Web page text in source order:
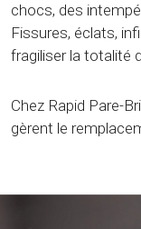
chocs, des
Fissures, éclats,
fragiliser la totalité
Chez Rapid Pare-
gèrent le